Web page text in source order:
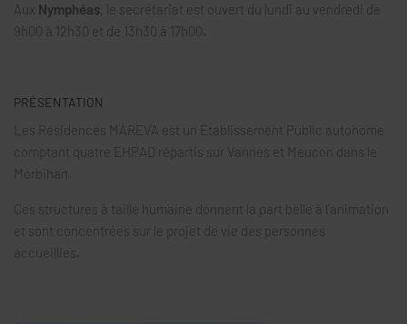
Aux Nymphéas , le secrétariat est ouvert du lundi au vendredi de
9h00 à 12h30 et de 13h30 à 17h00.
PRÉSENTATION
Les Résidences MAREVA est un Établissement Public autonome
comptant quatre EHPAD répartis sur Vannes et Meucon dans le
Morbihan.
Ces structures à taille humaine donnent la part belle à l’animation
et sont concentrées sur le projet de vie des personnes
accueillies.